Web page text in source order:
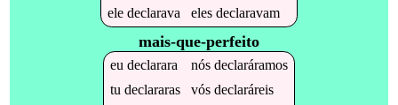
ele declarava eles declaravam
mais-que-perfeito
eu declarara nós declaráramos
tu declararas vós declaráreis